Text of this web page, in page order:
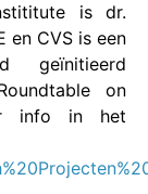
is dr.
en CVS is een
geïnitieerd
on
info in het